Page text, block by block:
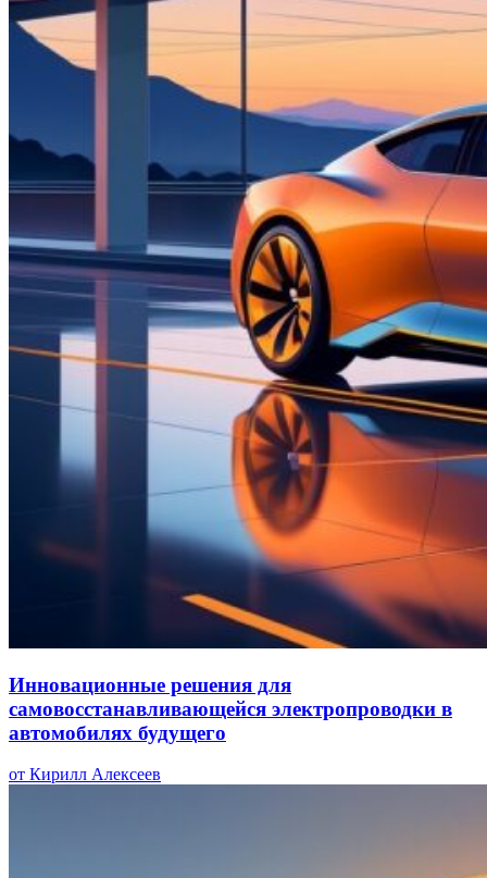
Инновационные решения для
самовосстанавливающейся электропроводки в
автомобилях будущего
от Кирилл Алексеев